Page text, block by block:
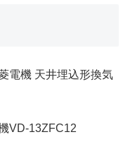
電機 天井埋込形換気
VD-13ZFC12